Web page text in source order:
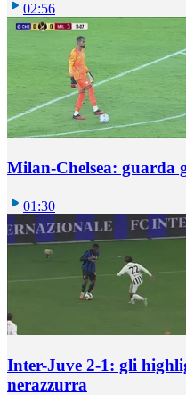
02:56
Milan-Chelsea: guarda
01:30
Inter-Juve 2-1: gli
nerazzurra